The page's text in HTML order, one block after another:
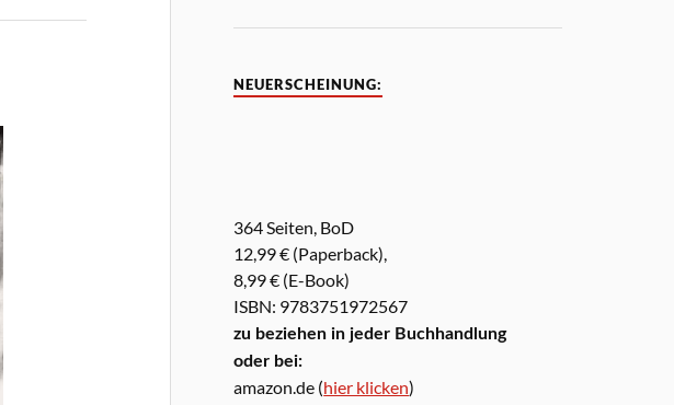
NEUERSCHEINUNG:
364 Seiten, BoD
12,99 € (Paperback),
8,99 € (E-Book)
ISBN: 9783751972567
zu beziehen in jeder Buchhandlung
oder bei:
amazon.de (hier klicken)